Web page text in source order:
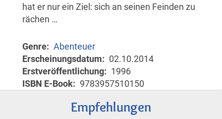
hat er nur ein Ziel: sich an seinen Feinden zu
rächen …
Genre
Abenteuer
Erscheinungsdatum
02.10.2014
Erstveröffentlichung
1996
ISBN E-Book
9783957510150
Empfehlungen